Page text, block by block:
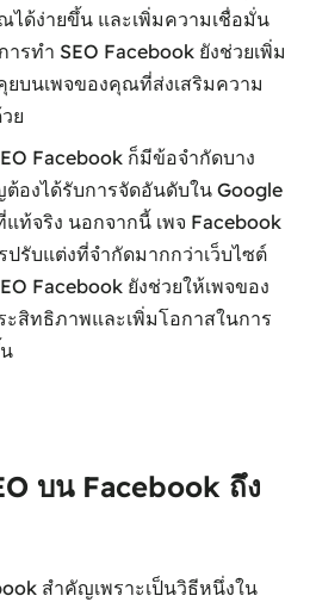
ได้ง่ายขึ้น และเพิ่มความเชื่อมั่น
รทำ SEO Facebook ยังช่วยเพิ่ม
บนเพจของคุณที่ส่งเสริมความ
ย
Facebook ก็มีข้อจำกัดบาง
ต้องได้รับการจัดอันดับใน Google
แท้จริง นอกจากนี้ เพจ Facebook
รับแต่งที่จำกัดมากกว่าเว็บไซต์
Facebook ยังช่วยให้เพจของ
สิทธิภาพและเพิ่มโอกาสในการ
บน Facebook ถึง
สำคัญเพราะเป็นวิธีหนึ่งใน